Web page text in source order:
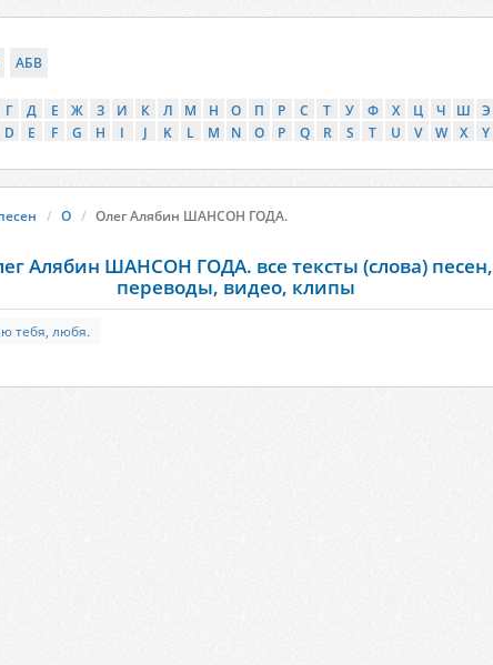
АБВ
Г Д Е Ж З И К Л М Н О П Р С Т У Ф Х Ц Ч Ш Э
D E F G H I J K L M N O P Q R S T U V W X Y
О Олег Алябин ШАНСОН ГОДА.
Алябин ШАНСОН ГОДА. все тексты (слова) песен,
переводы, видео, клипы
тебя, любя.